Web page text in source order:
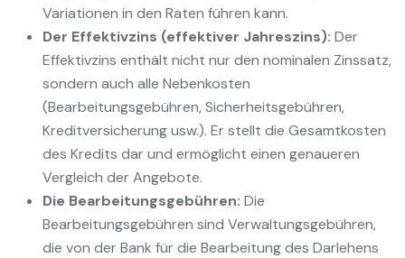
Variationen in den Raten führen kann.
Der Effektivzins (effektiver Jahreszins): Der
Effektivzins enthält nicht nur den nominalen Zinssatz,
sondern auch alle Nebenkosten
(Bearbeitungsgebühren, Sicherheitsgebühren,
Kreditversicherung usw.). Er stellt die Gesamtkosten
des Kredits dar und ermöglicht einen genaueren
Vergleich der Angebote.
Die Bearbeitungsgebühren: Die
Bearbeitungsgebühren sind Verwaltungsgebühren,
die von der Bank für die Bearbeitung des Darlehens